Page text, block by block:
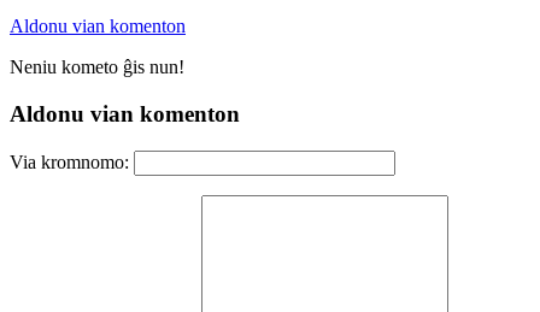
Aldonu vian komenton
Neniu kometo ĝis nun!
Aldonu vian komenton
Via kromnomo: